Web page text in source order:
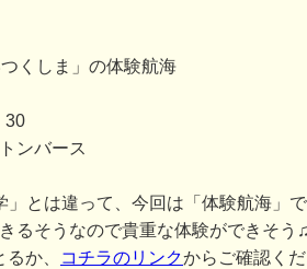
くしま」の体験航海
30
ンバース
とは違って、今回は「体験航海」で
るそうなので貴重な体験ができそう♫
か、
コチラのリンクからご確認くだ